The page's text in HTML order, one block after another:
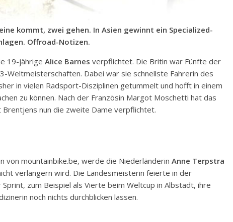
kommt, zwei gehen. In Asien gewinnt ein Specialized-
Offroad-Notizen.
19-jährige Alice Barnes verpflichtet. Die Britin war Fünfte der
Weltmeisterschaften. Dabei war sie schnellste Fahrerin des
in vielen Radsport-Disziplinen getummelt und hofft in einem
zu können. Nach der Französin Margot Moschetti hat das
nun die zweite Dame verpflichtet.
von mountainbike.be, werde die Niederländerin Anne Terpstra
verlängern wird. Die Landesmeisterin feierte in der
zum Beispiel als Vierte beim Weltcup in Albstadt, ihre
noch nichts durchblicken lassen.